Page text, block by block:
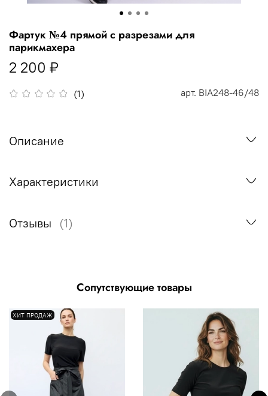
(1) арт. BIA248-46/48
Фартук №4 прямой с разрезами для
парикмахера
2 200 ₽
Описание
Характеристики
Отзывы (1)
Сопутствующие товары
ХИТ ПРОДАЖ